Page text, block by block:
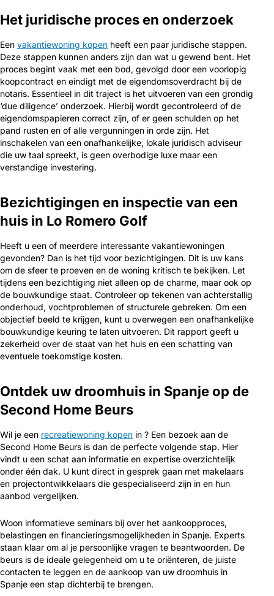
Het juridische proces en onderzoek
Een vakantiewoning kopen heeft een paar juridische stappen.
Deze stappen kunnen anders zijn dan wat u gewend bent. Het
proces begint vaak met een bod, gevolgd door een voorlopig
koopcontract en eindigt met de eigendomsoverdracht bij de
notaris. Essentieel in dit traject is het uitvoeren van een grondig
‘due diligence’ onderzoek. Hierbij wordt gecontroleerd of de
eigendomspapieren correct zijn, of er geen schulden op het
pand rusten en of alle vergunningen in orde zijn. Het
inschakelen van een onafhankelijke, lokale juridisch adviseur
die uw taal spreekt, is geen overbodige luxe maar een
verstandige investering.
Bezichtigingen en inspectie van een
huis in Lo Romero Golf
Heeft u een of meerdere interessante vakantiewoningen
gevonden? Dan is het tijd voor bezichtigingen. Dit is uw kans
om de sfeer te proeven en de woning kritisch te bekijken. Let
tijdens een bezichtiging niet alleen op de charme, maar ook op
de bouwkundige staat. Controleer op tekenen van achterstallig
onderhoud, vochtproblemen of structurele gebreken. Om een
objectief beeld te krijgen, kunt u overwegen een onafhankelijke
bouwkundige keuring te laten uitvoeren. Dit rapport geeft u
zekerheid over de staat van het huis en een schatting van
eventuele toekomstige kosten.
Ontdek uw droomhuis in Spanje op de
Second Home Beurs
Wil je een recreatiewoning kopen in ? Een bezoek aan de
Second Home Beurs is dan de perfecte volgende stap. Hier
vindt u een schat aan informatie en expertise overzichtelijk
onder één dak. U kunt direct in gesprek gaan met makelaars
en projectontwikkelaars die gespecialiseerd zijn in en hun
aanbod vergelijken.
Woon informatieve seminars bij over het aankoopproces,
belastingen en financieringsmogelijkheden in Spanje. Experts
staan klaar om al je persoonlijke vragen te beantwoorden. De
beurs is de ideale gelegenheid om u te oriënteren, de juiste
contacten te leggen en de aankoop van uw droomhuis in
Spanje een stap dichterbij te brengen.